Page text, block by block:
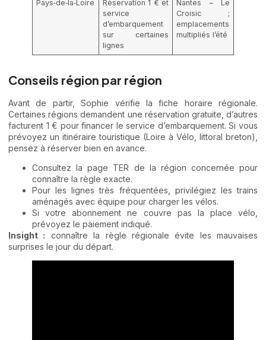
Pays‑de‑la‑Loire
Réservation 1 € et
service
d’embarquement
sur certaines
lignes
Nantes – Le
Croisic ;
emplacements
multipliés l’été
Conseils région par région
Avant de partir, Sophie vérifie la fiche horaire régionale.
Certaines régions demandent une réservation gratuite, d’autres
facturent 1 € pour financer le service d’embarquement. Si vous
prévoyez un itinéraire touristique (Loire à Vélo, littoral breton),
pensez à réserver bien en avance.
Consultez la page TER de la région concernée pour
connaître la règle exacte.
Pour les lignes très fréquentées, privilégiez les trains
aménagés avec équipe pour charger les vélos.
Si votre abonnement ne couvre pas la place vélo,
prévoyez le paiement indiqué.
Insight : connaître la règle régionale évite les mauvaises
surprises le jour du départ.